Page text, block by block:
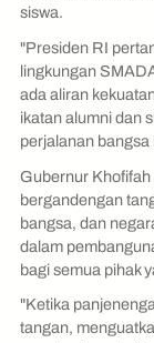
siswa.
"Presiden RI
lingkungan
ada aliran
ikatan alumni dan
perjalanan
Gubernur Khofifah
bergandengan
bangsa, dan
dalam
bagi semua pihak
"Ketika
tangan,